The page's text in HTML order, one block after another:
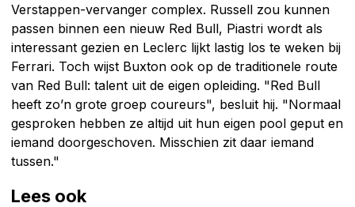
Verstappen-vervanger complex. Russell zou kunnen
passen binnen een nieuw Red Bull, Piastri wordt als
interessant gezien en Leclerc lijkt lastig los te weken bij
Ferrari. Toch wijst Buxton ook op de traditionele route
van Red Bull: talent uit de eigen opleiding. "Red Bull
heeft zo’n grote groep coureurs", besluit hij. "Normaal
gesproken hebben ze altijd uit hun eigen pool geput en
iemand doorgeschoven. Misschien zit daar iemand
tussen."
Lees ook